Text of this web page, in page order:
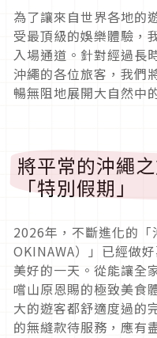
為了讓來自世界各地的
受最頂級的娛樂體驗，
入場通道。針對經過長
沖繩的各位旅客，我們
暢無阻地展開大自然中
將平常的沖繩
「特別假期」
2026年，不斷進化的
OKINAWA）」已經做
美好的一天。從能讓全
嚐山原恩賜的極致美食
大的遊客都舒適度過的
的無縫款待服務，應有